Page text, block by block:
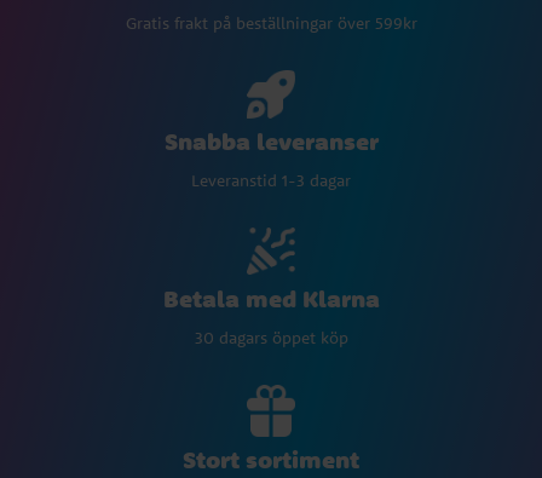
Gratis frakt på beställningar över 599kr
Snabba leveranser
Leveranstid 1-3 dagar
Betala med Klarna
30 dagars öppet köp
Stort sortiment